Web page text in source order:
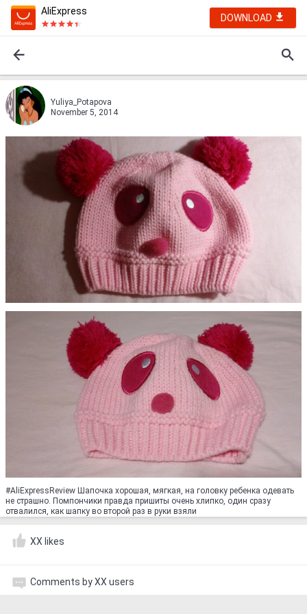
AliExpress
DOWNLOAD
Yuliya_Potapova
November 5, 2014
#AliExpressReview Шапочка хорошая, мягкая, на головку ребенка одевать
не страшно. Помпончики правда пришиты очень хлипко, один сразу
отвалился, как шапку во второй раз в руки взяли
XX likes
Comments by XX users